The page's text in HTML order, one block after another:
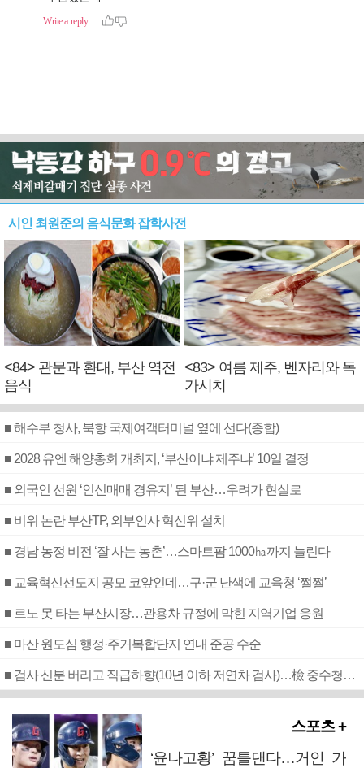
시인 최원준의 음식문화 잡학사전
<84> 관문과 환대, 부산 역전
음식
<83> 여름 제주, 벤자리와 독
가시치
■ 해수부 청사, 북항 국제여객터미널 옆에 선다(종합)
■ 2028 유엔 해양총회 개최지, ‘부산이냐 제주냐’ 10일 결정
■ 외국인 선원 ‘인신매매 경유지’ 된 부산…우려가 현실로
■ 비위 논란 부산TP, 외부인사 혁신위 설치
■ 경남 농정 비전 ‘잘 사는 농촌’…스마트팜 1000㏊까지 늘린다
■ 교육혁신선도지 공모 코앞인데…구·군 난색에 교육청 ‘쩔쩔’
■ 르노 못 타는 부산시장…관용차 규정에 막힌 지역기업 응원
■ 마산 원도심 행정·주거복합단지 연내 준공 수순
■ 검사 신분 버리고 직급하향(10년 이하 저연차 검사)…檢 중수청행 기피
스포츠 +
‘윤나고황’ 꿈틀댄다…거인 가